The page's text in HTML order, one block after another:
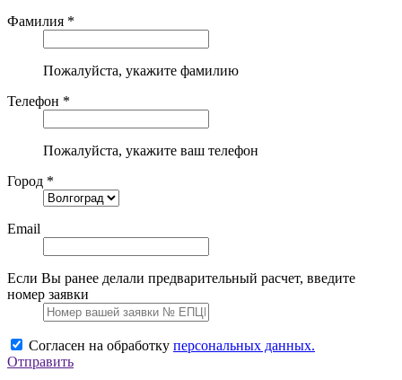
Фамилия *
Пожалуйста, укажите фамилию
Телефон *
Пожалуйста, укажите ваш телефон
Город *
Email
Если Вы ранее делали предварительный расчет, введите
номер заявки
Согласен на обработку персональных данных.
Отправить